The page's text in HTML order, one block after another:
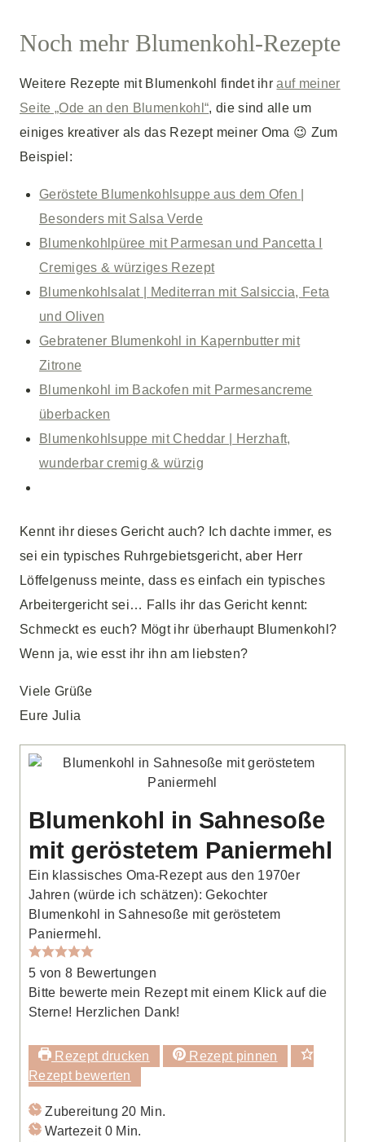
Noch mehr Blumenkohl-Rezepte
Weitere Rezepte mit Blumenkohl findet ihrauf meiner
Seite „Ode an den Blumenkohl“, die sind alle um
einiges kreativer als das Rezept meiner Oma 😉 Zum
Beispiel:
Geröstete Blumenkohlsuppe aus dem Ofen |
Besonders mit Salsa Verde
Blumenkohlpüree mit Parmesan und Pancetta I
Cremiges & würziges Rezept
Blumenkohlsalat | Mediterran mit Salsiccia, Feta
und Oliven
Gebratener Blumenkohl in Kapernbutter mit
Zitrone
Blumenkohl im Backofen mit Parmesancreme
überbacken
Blumenkohlsuppe mit Cheddar | Herzhaft,
wunderbar cremig & würzig
Kennt ihr dieses Gericht auch? Ich dachte immer, es
sei ein typisches Ruhrgebietsgericht, aber Herr
Löffelgenuss meinte, dass es einfach ein typisches
Arbeitergericht sei… Falls ihr das Gericht kennt:
Schmeckt es euch? Mögt ihr überhaupt Blumenkohl?
Wenn ja, wie esst ihr ihn am liebsten?
Viele Grüße
Eure Julia
Blumenkohl in Sahnesoße
mit geröstetem Paniermehl
Ein klassisches Oma-Rezept aus den 1970er
Jahren (würde ich schätzen): Gekochter
Blumenkohl in Sahnesoße mit geröstetem
Paniermehl.
5 von 8 Bewertungen
Bitte bewerte mein Rezept mit einem Klick auf die
Sterne! Herzlichen Dank!
Rezept drucken
Rezept pinnen
Rezept bewerten
Zubereitung 20Minuten
Min.
Wartezeit 0Minuten
Min.